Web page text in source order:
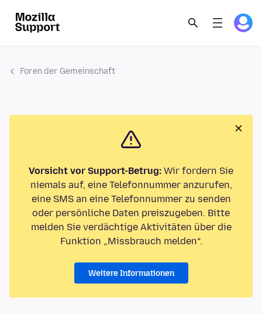
Foren der Gemeinschaft
Vorsicht vor Support-Betrug: Wir fordern Sie
niemals auf, eine Telefonnummer anzurufen,
eine SMS an eine Telefonnummer zu senden
oder persönliche Daten preiszugeben. Bitte
melden Sie verdächtige Aktivitäten über die
Funktion „Missbrauch melden“.
Weitere Informationen